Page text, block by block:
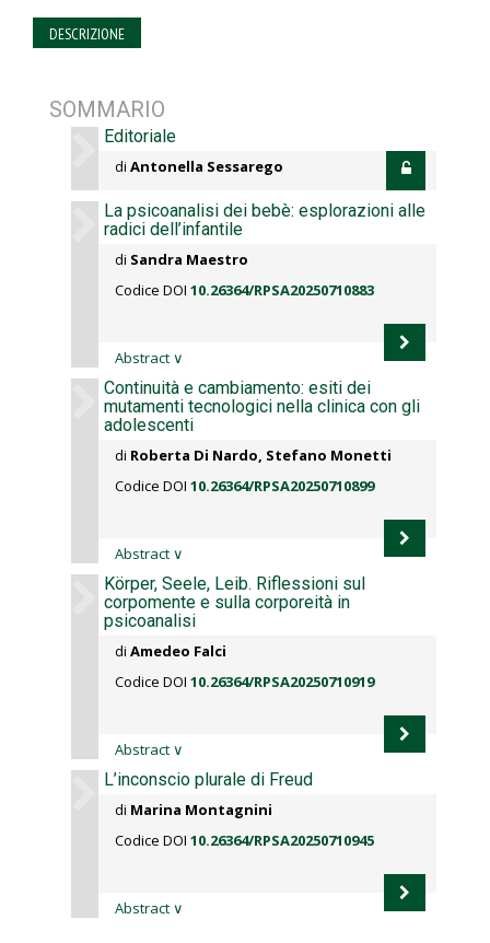
DESCRIZIONE
SOMMARIO
Editoriale
di Antonella Sessarego
La psicoanalisi dei bebè: esplorazioni alle
radici dell’infantile
di Sandra Maestro
Codice DOI 10.26364/RPSA20250710883
Abstract ∨
Continuità e cambiamento: esiti dei
mutamenti tecnologici nella clinica con gli
adolescenti
di Roberta Di Nardo, Stefano Monetti
Codice DOI 10.26364/RPSA20250710899
Abstract ∨
Körper, Seele, Leib. Riflessioni sul
corpomente e sulla corporeità in
psicoanalisi
di Amedeo Falci
Codice DOI 10.26364/RPSA20250710919
Abstract ∨
L’inconscio plurale di Freud
di Marina Montagnini
Codice DOI 10.26364/RPSA20250710945
Abstract ∨